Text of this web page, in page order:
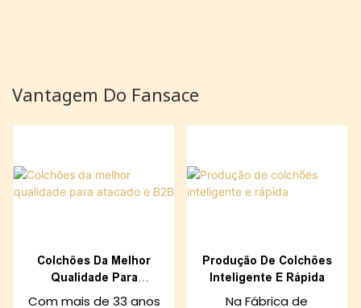
Vantagem Do Fansace
Colchões Da Melhor
Qualidade Para
Atacado E B2B
Com mais de 33 anos
Produção De Colchões
Inteligente E Rápida
Na Fábrica de